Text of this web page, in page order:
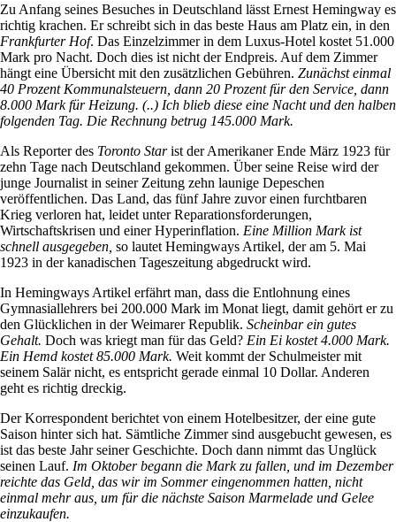
Zu Anfang seines Besuches in Deutschland lässt Ernest Hemingway es
richtig krachen. Er schreibt sich in das beste Haus am Platz ein, in den
Frankfurter Hof. Das Einzelzimmer in dem Luxus-Hotel kostet 51.000
Mark pro Nacht. Doch dies ist nicht der Endpreis. Auf dem Zimmer
hängt eine Übersicht mit den zusätzlichen Gebühren. Zunächst einmal
40 Prozent Kommunalsteuern, dann 20 Prozent für den Service, dann
8.000 Mark für Heizung. (..) Ich blieb diese eine Nacht und den halben
folgenden Tag. Die Rechnung betrug 145.000 Mark.
Als Reporter des Toronto Starist der Amerikaner Ende März 1923 für
zehn Tage nach Deutschland gekommen. Über seine Reise wird der
junge Journalist in seiner Zeitung zehn launige Depeschen
veröffentlichen. Das Land, das fünf Jahre zuvor einen furchtbaren
Krieg verloren hat, leidet unter Reparationsforderungen,
Wirtschaftskrisen und einer Hyperinflation. Eine Million Mark ist
schnell ausgegeben, so lautet Hemingways Artikel, der am 5. Mai
1923 in der kanadischen Tageszeitung abgedruckt wird.
In Hemingways Artikel erfährt man, dass die Entlohnung eines
Gymnasiallehrers bei 200.000 Mark im Monat liegt, damit gehört er zu
den Glücklichen in der Weimarer Republik. Scheinbar ein gutes
Gehalt. Doch was kriegt man für das Geld? Ein Ei kostet 4.000 Mark.
Ein Hemd kostet 85.000 Mark. Weit kommt der Schulmeister mit
seinem Salär nicht, es entspricht gerade einmal 10 Dollar. Anderen
geht es richtig dreckig.
Der Korrespondent berichtet von einem Hotelbesitzer, der eine gute
Saison hinter sich hat. Sämtliche Zimmer sind ausgebucht gewesen, es
ist das beste Jahr seiner Geschichte. Doch dann nimmt das Unglück
seinen Lauf. Im Oktober begann die Mark zu fallen, und im Dezember
reichte das Geld, das wir im Sommer eingenommen hatten, nicht
einmal mehr aus, um für die nächste Saison Marmelade und Gelee
einzukaufen.